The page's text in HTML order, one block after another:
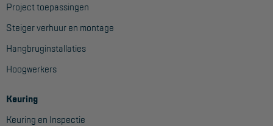
Project toepassingen
Steiger verhuur en montage
Hangbruginstallaties
Hoogwerkers
Keuring
Keuring en Inspectie